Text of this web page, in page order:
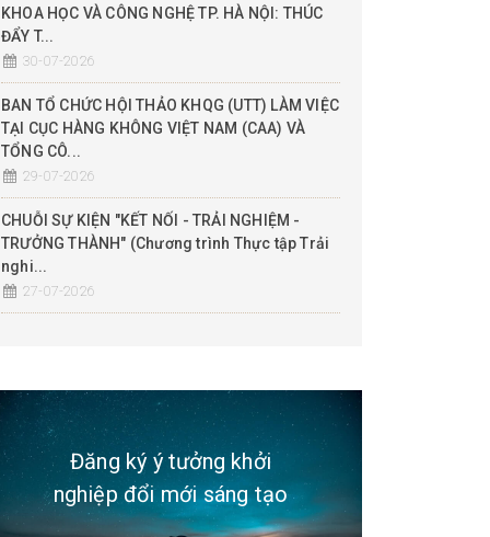
KHOA HỌC VÀ CÔNG NGHỆ TP. HÀ NỘI: THÚC
ĐẨY T...
30-07-2026
BAN TỔ CHỨC HỘI THẢO KHQG (UTT) LÀM VIỆC
TẠI CỤC HÀNG KHÔNG VIỆT NAM (CAA) VÀ
TỔNG CÔ...
29-07-2026
CHUỖI SỰ KIỆN "KẾT NỐI - TRẢI NGHIỆM -
TRƯỞNG THÀNH" (Chương trình Thực tập Trải
nghi...
27-07-2026
Đăng ký ý tưởng khởi
nghiệp đổi mới sáng tạo